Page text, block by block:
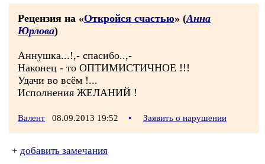
Рецензия на «Откpойся счастью» (Анна
Юрлова)
Аннушка...!,- спасибо..,-
Наконец - то ОПТИМИСТИЧНОЕ !!!
Удачи во всём !...
Исполнения ЖЕЛАНИЙ !
Валент 08.09.2013 19:52 • Заявить о нарушении
+ добавить замечания